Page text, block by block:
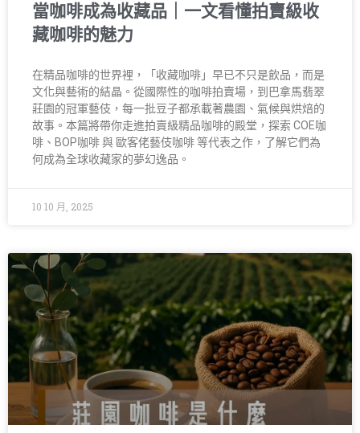
當咖啡成為收藏品｜一文看懂拍賣級收
藏咖啡的魅力
在精品咖啡的世界裡，「收藏咖啡」早已不只是飲品，而是
文化與藝術的結晶。從國際性的咖啡拍賣場，到巴拿馬翡翠
莊園的冠軍藝伎，每一批豆子都承載著農園、氣候與烘焙的
故事。本篇將帶你走進拍賣級精品咖啡的殿堂，探索 COE咖
啡、BOP咖啡 與 歐客佬藝伎咖啡 等代表之作，了解它們為
何成為全球收藏家的夢幻逸品。
10 10 月, 2025